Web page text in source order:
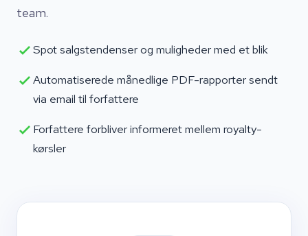
team.
Spot salgstendenser og muligheder med et blik
Automatiserede månedlige PDF-rapporter sendt
via email til forfattere
Forfattere forbliver informeret mellem royalty-
kørsler